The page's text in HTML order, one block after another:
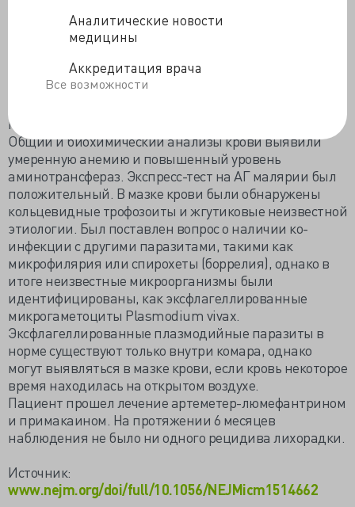
Аналитические новости
медицины
Аккредитация врача
Все возможности
После недавней миграции в Швейцарию в целях
из Эритреи поступил в отделение скорой помощи с
рецидивирующей лихорадкой. Со слов пациента,
последних 3х лет у него возникает лихорадка.
Общий и биохимический анализы крови выявили
умеренную анемию и повышенный уровень
аминотрансфераз. Экспресс-тест на АГ малярии был
положительный. В мазке крови были обнаружены
кольцевидные трофозоиты и жгутиковые неизвестной
этиологии. Был поставлен вопрос о наличии ко-
инфекции с другими паразитами, такими как
микрофилярия или спирохеты (боррелия), однако в
итоге неизвестные микроорганизмы были
идентифицированы, как эксфлагеллированные
микрогаметоциты Plasmodium vivax.
Эксфлагеллированные плазмодийные паразиты в
норме существуют только внутри комара, однако
могут выявляться в мазке крови, если кровь некоторое
время находилась на открытом воздухе.
Пациент прошел лечение артеметер-люмефантрином
и примакаином. На протяжении 6 месяцев
наблюдения не было ни одного рецидива лихорадки.
Источник:
www.nejm.org/doi/full/10.1056/NEJMicm1514662